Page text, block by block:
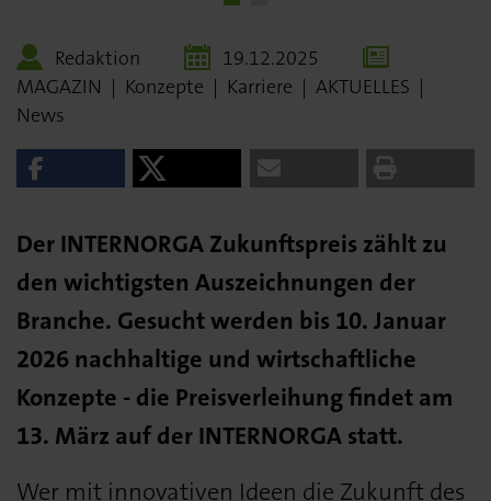
Redaktion
19.12.2025
MAGAZIN | Konzepte | Karriere | AKTUELLES |
News
Der INTERNORGA Zukunftspreis zählt zu
den wichtigsten Auszeichnungen der
Branche. Gesucht werden bis 10. Januar
2026 nachhaltige und wirtschaftliche
Konzepte - die Preisverleihung findet am
13. März auf der INTERNORGA statt.
Wer mit innovativen Ideen die Zukunft des